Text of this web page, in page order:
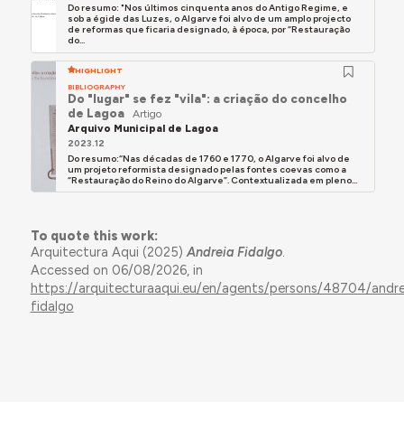
Do resumo: "Nos últimos cinquenta anos do Antigo Regime, e
sob a égide das Luzes, o Algarve foi alvo de um amplo projecto
de reformas que ficaria designado, à época, por “Restauração
do...
HIGHLIGHT
BIBLIOGRAPHY
Do "lugar" se fez "vila": a criação do concelho
de Lagoa
Artigo
Arquivo Municipal de Lagoa
2023.12
Do resumo:“Nas décadas de 1760 e 1770, o Algarve foi alvo de
um projeto reformista designado pelas fontes coevas como a
“Restauração do Reino do Algarve”. Contextualizada em pleno...
To quote this work:
Arquitectura Aqui (2025)Andreia Fidalgo.
Accessed on 06/08/2026, in
https://arquitecturaaqui.eu/en/agents/persons/48704/
fidalgo